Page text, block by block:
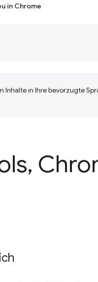
in Chrome
Inhalte in Ihre bevorzugte
,